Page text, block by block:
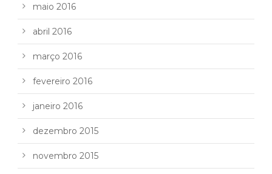
maio 2016
abril 2016
março 2016
fevereiro 2016
janeiro 2016
dezembro 2015
novembro 2015